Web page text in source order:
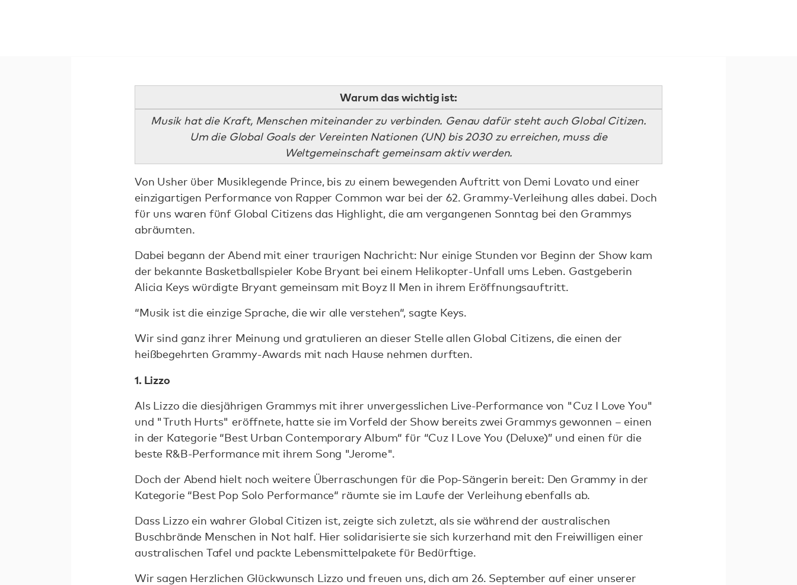
Warum das wichtig ist:
Musik hat die Kraft, Menschen miteinander zu verbinden. Genau dafür steht auch Global Citizen.
Um die Global Goals der Vereinten Nationen (UN) bis 2030 zu erreichen, muss die
Weltgemeinschaft gemeinsam aktiv werden.
Von Usher über Musiklegende Prince, bis zu einem bewegenden Auftritt von Demi Lovato und einer
einzigartigen Performance von Rapper Common war bei der 62. Grammy-Verleihung alles dabei. Doch
für uns waren fünf Global Citizens das Highlight, die am vergangenen Sonntag bei den Grammys
abräumten.
Dabei begann der Abend mit einer traurigen Nachricht: Nur einige Stunden vor Beginn der Show kam
der bekannte Basketballspieler Kobe Bryant bei einem Helikopter-Unfall ums Leben. Gastgeberin
Alicia Keys würdigte Bryant gemeinsam mit Boyz II Men in ihrem Eröffnungsauftritt.
“Musik ist die einzige Sprache, die wir alle verstehen“, sagte Keys.
Wir sind ganz ihrer Meinung und gratulieren an dieser Stelle allen Global Citizens, die einen der
heißbegehrten Grammy-Awards mit nach Hause nehmen durften.
1. Lizzo
Als Lizzo die diesjährigen Grammys mit ihrer unvergesslichen Live-Performance von "Cuz I Love You"
und "Truth Hurts" eröffnete, hatte sie im Vorfeld der Show bereits zwei Grammys gewonnen – einen
in der Kategorie “Best Urban Contemporary Album“ für “Cuz I Love You (Deluxe)” und einen für die
beste R&B-Performance mit ihrem Song "Jerome".
Doch der Abend hielt noch weitere Überraschungen für die Pop-Sängerin bereit: Den Grammy in der
Kategorie “Best Pop Solo Performance“ räumte sie im Laufe der Verleihung ebenfalls ab.
Dass Lizzo ein wahrer Global Citizen ist, zeigte sich zuletzt, als sie während der australischen
Buschbrände Menschen in Not half. Hier solidarisierte sie sich kurzerhand mit den Freiwilligen einer
australischen Tafel und packte Lebensmittelpakete für Bedürftige.
Wir sagen Herzlichen Glückwunsch Lizzo und freuen uns, dich am 26. September auf einer unserer